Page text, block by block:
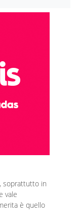
soprattutto in
vale
è quello